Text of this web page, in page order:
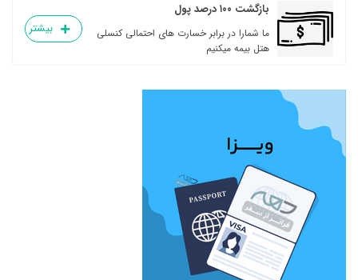
بازگشت ۱۰۰ درصد پول
ما شمارا در برابر خسارت های احتمالی کنسلی
هتل بیمه میکنیم
بیشتر